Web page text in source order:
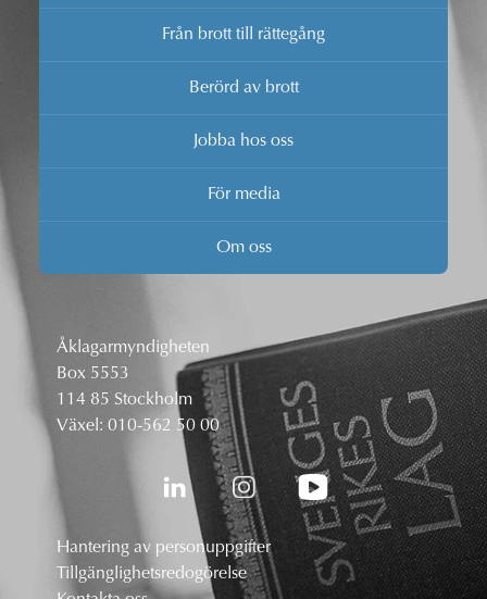
Från brott till rättegång
Berörd av brott
Jobba hos oss
För media
Om oss
Åklagarmyndigheten
Box 5553
114 85 Stockholm
Växel: 010-562 50 00
Hantering av personuppgifter
Tillgänglighetsredogörelse